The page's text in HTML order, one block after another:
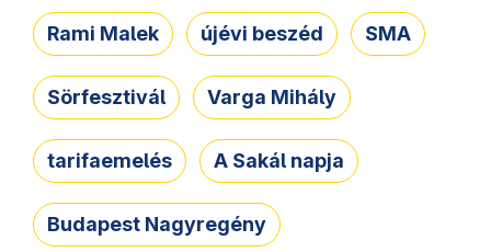
Rami Malek újévi beszéd SMA
Sörfesztivál Varga Mihály
tarifaemelés A Sakál napja
Budapest Nagyregény